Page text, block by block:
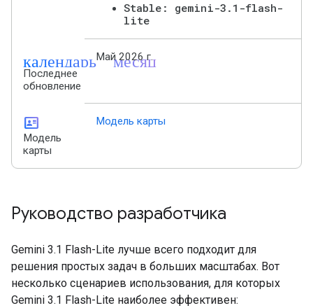
Stable: gemini-3.1-flash-
lite
календарь_месяц
Последнее
обновление
Май 2026 г.
id_card
Модель
карты
Модель карты
Руководство разработчика
Gemini 3.1 Flash-Lite лучше всего подходит для
решения простых задач в больших масштабах. Вот
несколько сценариев использования, для которых
Gemini 3.1 Flash-Lite наиболее эффективен: